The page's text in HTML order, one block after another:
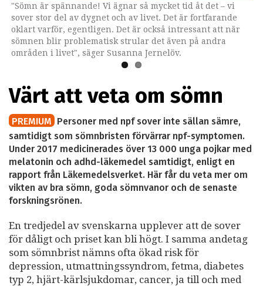
"Sömn är spännande! Vi ägnar så mycket tid åt det – vi
sover stor del av dygnet och av livet. Det är fortfarande
oklart varför, egentligen. Det är också intressant att när
sömnen blir problematisk strular det även på andra
områden i livet", säger Susanna Jernelöv.
Susanna Jernelöv är legitimerad psykolog och medicine
doktor i psykologi.
Värt att veta om sömn
PREMIUM Personer med npf sover inte sällan sämre,
samtidigt som sömnbristen förvärrar npf-symptomen.
Under 2017 medicinerades över 13 000 unga pojkar med
melatonin och adhd-läkemedel samtidigt, enligt en
rapport från Läkemedelsverket. Här får du veta mer om
vikten av bra sömn, goda sömnvanor och de senaste
forskningsrönen.
En tredjedel av svenskarna upplever att de sover
för dåligt och priset kan bli högt. I samma andetag
som sömnbrist nämns ofta ökad risk för
depression, utmattningssyndrom, fetma, diabetes
typ 2, hjärt-kärlsjukdomar, cancer, ja till och med